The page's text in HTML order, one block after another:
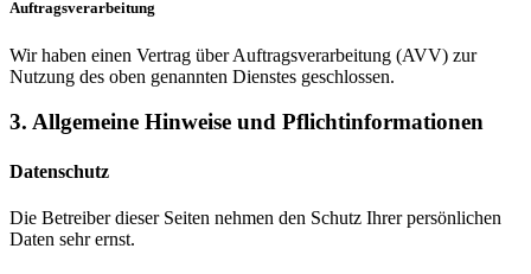
Auftragsverarbeitung
Wir haben einen Vertrag über Auftragsverarbeitung (AVV) zur
Nutzung des oben genannten Dienstes geschlossen.
3. Allgemeine Hinweise und Pflicht­informationen
Datenschutz
Die Betreiber dieser Seiten nehmen den Schutz Ihrer persönlichen
Daten sehr ernst.